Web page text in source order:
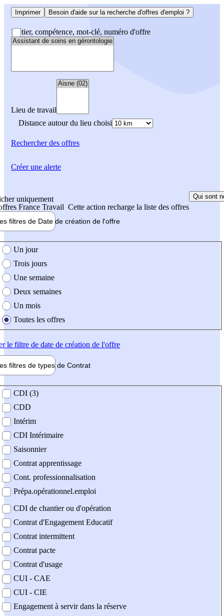
Imprimer Besoin d'aide sur la recherche d'offres d'emploi ?
Métier, compétence, mot-clé, numéro d'offre
Lieu de travail
Distance autour du lieu choisi
Rechercherdes offres
uniquement
France Travail Cette action recharge la liste des offres
Qui sont
filtres de Date de création de l'offre
création de l'offre
Un jour
Trois jours
Une semaine
Deux semaines
Un mois
Toutes les offres
le filtre de date de création de l'offre
filtres de types de Contrat
contrat
CDI (3)
CDD
Intérim
CDI Intérimaire
Saisonnier
Contrat apprentissage
Cont. professionnalisation
Prépa.opérationnel.emploi
CDI de chantier ou d'opération
Contrat d'Engagement Educatif
Contrat intermittent
Contrat pacte
Contrat d'usage
CUI - CAE
CUI - CIE
Engagement à servir dans la réserve
Créer une alerte